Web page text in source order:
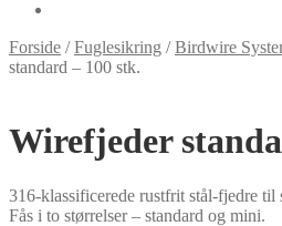
Forside /Fuglesikring /Birdwire
standard – 100 stk.
Wirefjeder
316-klassificerede rustfrit stål-fjedre til
Fås i to størrelser – standard og mini.